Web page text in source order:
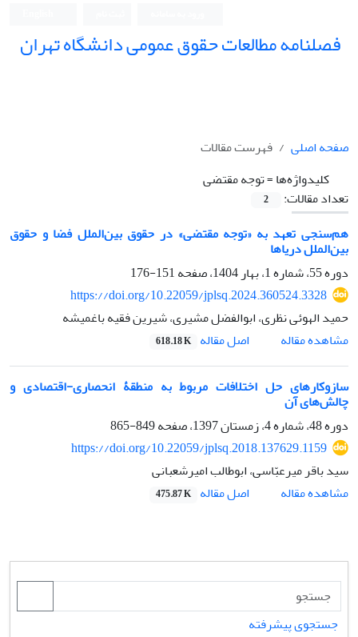
فصلنامه مطالعات حقوق عمومی دانشگاه تهران
صفحه اصلی
فهرست مقالات
کلیدواژه‌ها =توجه مقتضی
تعداد مقالات:
2
هم‌سنجی تعهد به «توجه مقتضی» در حقوق بین‌الملل فضا و حقوق
بین‌الملل دریاها
دوره 55، شماره 1، بهار 1404، صفحه
151-176
https://doi.org/10.22059/jplsq.2024.360524.3328
حمید الهوئی نظری، ابوالفضل مشیری، شیرین فقیه باغمیشه
مشاهده مقاله
اصل مقاله 618.18 K
سازوکار‌های حل اختلافات مربوط به منطقۀ انحصاری-اقتصادی و
چالش‌های آن
دوره 48، شماره 4، زمستان 1397، صفحه
849-865
https://doi.org/10.22059/jplsq.2018.137629.1159
سید باقر میرعبّاسی، ابوطالب امیرشعبانی
مشاهده مقاله
اصل مقاله 475.87 K
جستجوی پیشرفته